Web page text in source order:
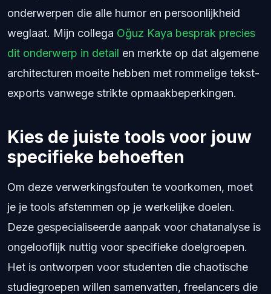
onderwerpen die alle humor en persoonlijkheid
weglaat. Mijn collega Oğuz Kaya besprak precies
dit onderwerp in detail en merkte op dat algemene
architecturen moeite hebben met rommelige tekst-
exports vanwege strikte opmaakbeperkingen.
Kies de juiste tools voor jouw
specifieke behoeften
Om deze verwerkingsfouten te voorkomen, moet
je je tools afstemmen op je werkelijke doelen.
Deze gespecialiseerde aanpak voor chatanalyse is
ongelooflijk nuttig voor specifieke doelgroepen.
Het is ontworpen voor studenten die chaotische
studiegroepen willen samenvatten, freelancers die